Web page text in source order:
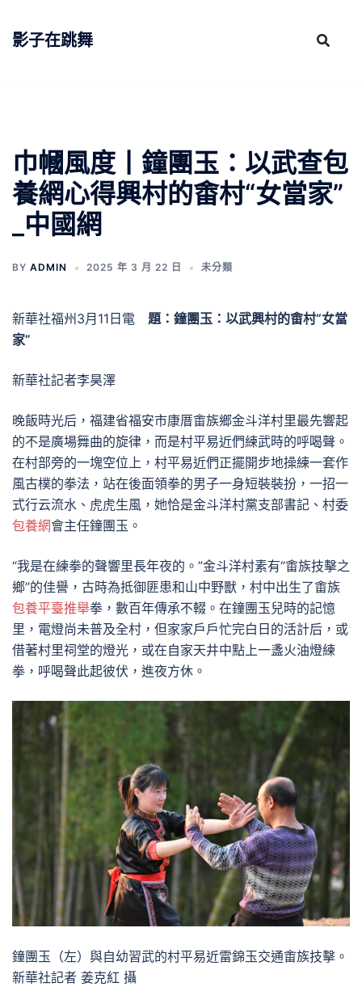
影子在跳舞
巾幗風度丨鐘團玉：以武查包
養網心得興村的畬村“女當家”
_中國網
BY ADMIN 2025 年 3 月 22 日 未分類
新華社福州3月11日電 題：鐘團玉：以武興村的畬村“女當
家”
新華社記者李昊澤
晚飯時光后，福建省福安市康厝畬族鄉金斗洋村里最先響起
的不是廣場舞曲的旋律，而是村平易近們練武時的呼喝聲。
在村部旁的一塊空位上，村平易近們正擺開步地操練一套作
風古樸的拳法，站在後面領拳的男子一身短裝裝扮，一招一
式行云流水、虎虎生風，她恰是金斗洋村黨支部書記、村委
包養網會主任鐘團玉。
“我是在練拳的聲響里長年夜的。”金斗洋村素有“畬族技擊之
鄉”的佳譽，古時為抵御匪患和山中野獸，村中出生了畬族
包養平臺推舉拳，數百年傳承不輟。在鐘團玉兒時的記憶
里，電燈尚未普及全村，但家家戶戶忙完白日的活計后，或
借著村里祠堂的燈光，或在自家天井中點上一盞火油燈練
拳，呼喝聲此起彼伏，進夜方休。
鐘團玉（左）與自幼習武的村平易近雷錦玉交通畬族技擊。
新華社記者 姜克紅 攝